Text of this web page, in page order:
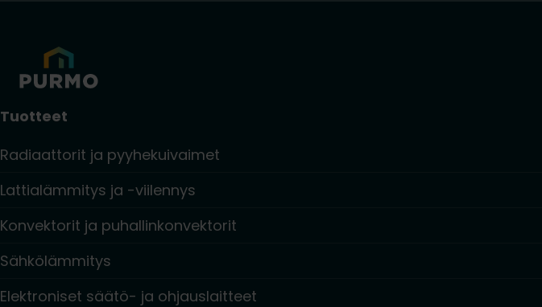
Tuotteet
Radiaattorit ja pyyhekuivaimet
Lattialämmitys ja -viilennys
Konvektorit ja puhallinkonvektorit
Sähkölämmitys
Elektroniset säätö- ja ohjauslaitteet